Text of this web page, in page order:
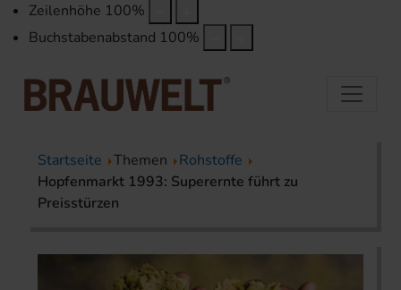
Zeilenhöhe 100%
Buchstabenabstand 100%
Startseite Themen
Rohstoffe
Hopfenmarkt 1993: Superernte führt zu
Preisstürzen